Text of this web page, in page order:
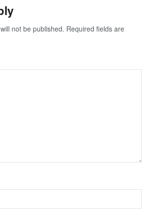
not be published. Required fields are